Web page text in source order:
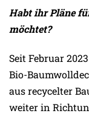
Habt ihr Pläne
möchtet?
Seit Februar
Bio-
aus recycelter
weiter in